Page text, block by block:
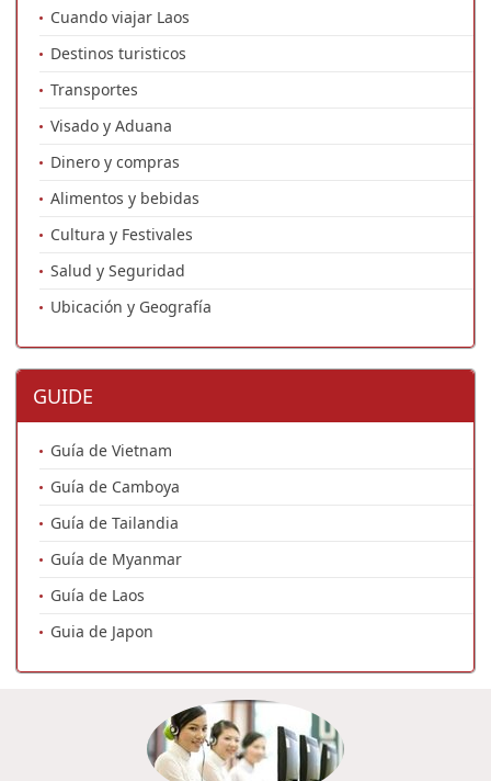
Cuando viajar Laos
Destinos turisticos
Transportes
Visado y Aduana
Dinero y compras
Alimentos y bebidas
Cultura y Festivales
Salud y Seguridad
Ubicación y Geografía
GUIDE
Guía de Vietnam
Guía de Camboya
Guía de Tailandia
Guía de Myanmar
Guía de Laos
Guia de Japon